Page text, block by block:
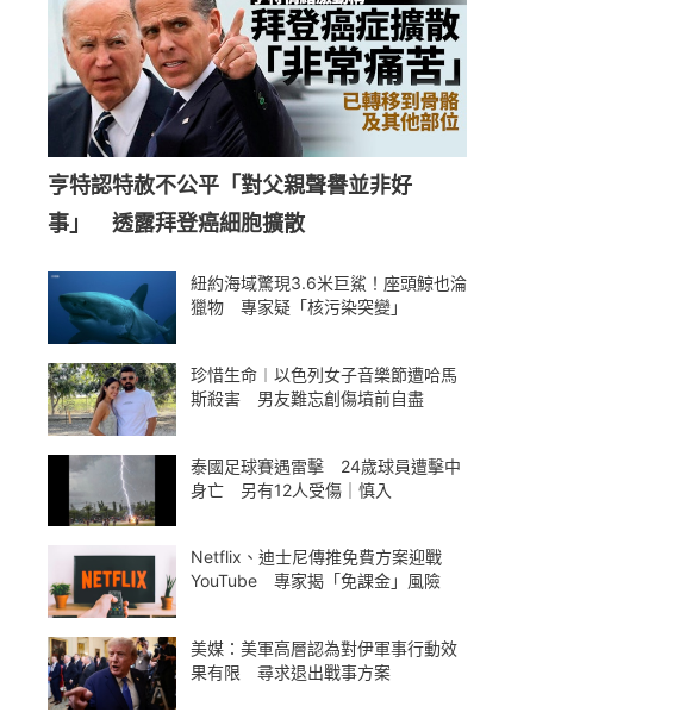
亨特認特赦不公平「對父親聲譽並非好
事」 透露拜登癌細胞擴散
紐約海域驚現3.6米巨鯊！座頭鯨也淪
獵物 專家疑「核污染突變」
珍惜生命︱以色列女子音樂節遭哈馬
斯殺害 男友難忘創傷墳前自盡
泰國足球賽遇雷擊 24歲球員遭擊中
身亡 另有12人受傷｜慎入
Netflix、迪士尼傳推免費方案迎戰
YouTube 專家揭「免課金」風險
美媒：美軍高層認為對伊軍事行動效
果有限 尋求退出戰事方案